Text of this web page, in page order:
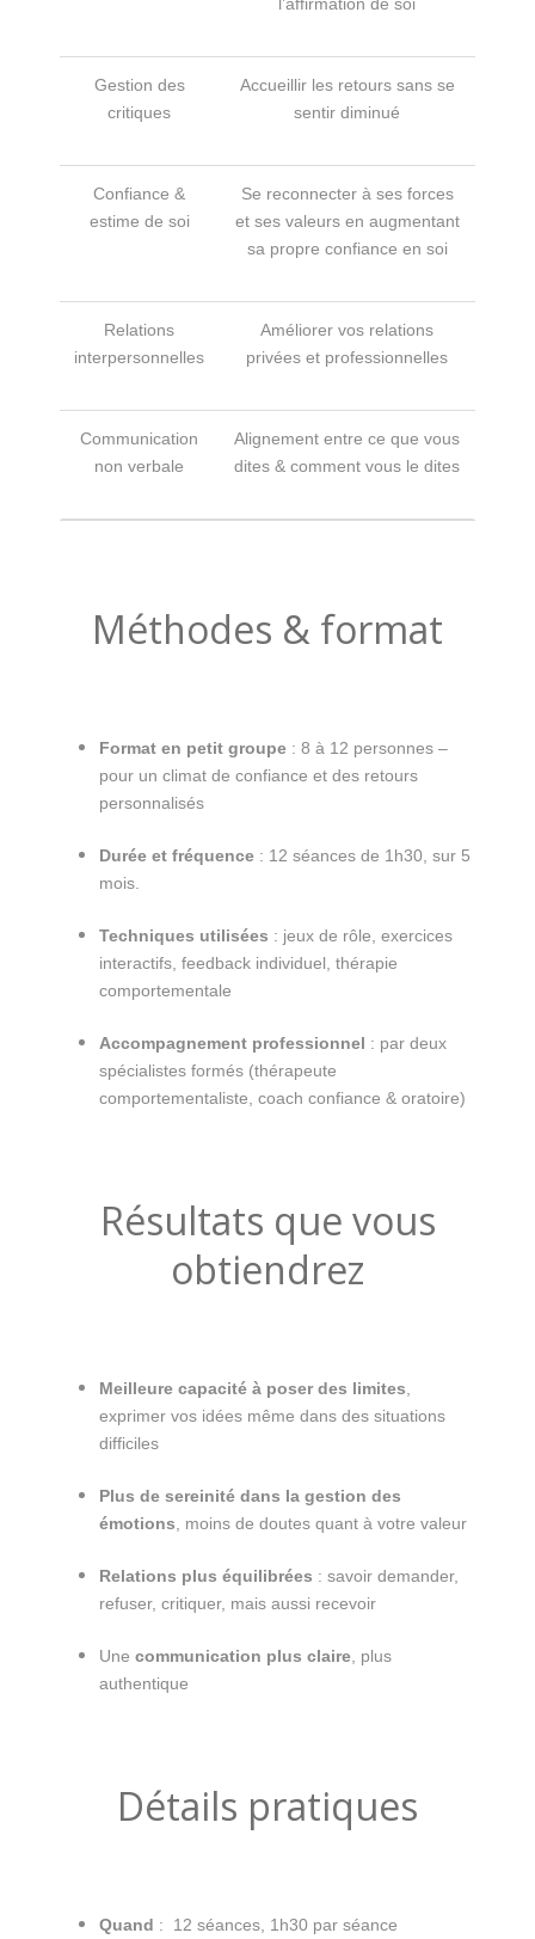
Gestion des
critiques
Accueillir les retours sans se
sentir diminué
Confiance &
estime de soi
Se reconnecter à ses forces
et ses valeurs en augmentant
sa propre confiance en soi
Relations
interpersonnelles
Améliorer vos relations
privées et professionnelles
Communication
non verbale
Alignement entre ce que vous
dites & comment vous le dites
Méthodes & format
Format en petit groupe: 8 à 12 personnes –
pour un climat de confiance et des retours
personnalisés
Durée et fréquence: 12 séances de 1h30, sur 5
mois.
Techniques utilisées : jeux de rôle, exercices
interactifs, feedback individuel, thérapie
comportementale
Accompagnement professionnel : par deux
spécialistes formés (thérapeute
comportementaliste, coach confiance & oratoire)
Résultats que vous
obtiendrez
Meilleure capacité à poser des limites
exprimer vos idées même dans des situations
difficiles
Plus de sereinité dans la gestion des
émotions , moins de doutes quant à votre valeur
Relations plus équilibrées : savoir demander,
refuser, critiquer, mais aussi recevoir
Une communication plus claire, plus
authentique
Détails pratiques
Quand : 12 séances, 1h30 par séance